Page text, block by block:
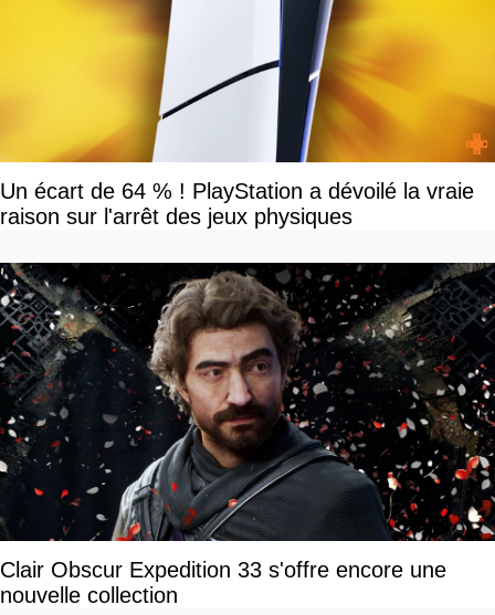
Un écart de 64 % ! PlayStation a dévoilé la vraie
raison sur l'arrêt des jeux physiques
Clair Obscur Expedition 33 s'offre encore une
nouvelle collection